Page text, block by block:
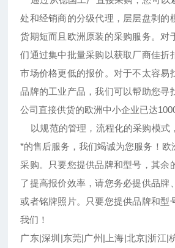
处和经销商的分级代理，层层盘剥的
货期短而且欧洲原装的采购服务。对
们通过集中批量采购以获取厂商佳折
市场价格更低的报价。对于不太容易
品牌的工业产品，我们可以帮助您寻
公司直接供货的欧洲中小企业已达
以规范的管理，流程化的采购模式
*的售后服务，我们竭诚为您服务！欧
采购。只要您提供品牌和型号，其余
了提高报价效率，请您务必提供品牌
或者铭牌照片。只要您提供品牌和型
我们！
广东|深圳|东莞|广州|上海|北京|浙江|